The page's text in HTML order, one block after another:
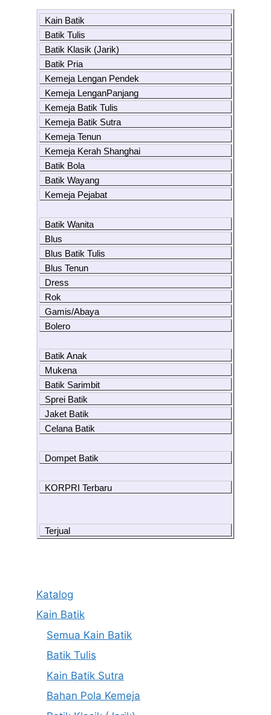
Kain Batik
Batik Tulis
Batik Klasik (Jarik)
Batik Pria
Kemeja Lengan Pendek
Kemeja LenganPanjang
Kemeja Batik Tulis
Kemeja Batik Sutra
Kemeja Tenun
Kemeja Kerah Shanghai
Batik Bola
Batik Wayang
Kemeja Pejabat
Batik Wanita
Blus
Blus Batik Tulis
Blus Tenun
Dress
Rok
Gamis/Abaya
Bolero
Batik Anak
Mukena
Batik Sarimbit
Sprei Batik
Jaket Batik
Celana Batik
Dompet Batik
KORPRI Terbaru
Terjual
Katalog
Kain Batik
Semua Kain Batik
Batik Tulis
Kain Batik Sutra
Bahan Pola Kemeja